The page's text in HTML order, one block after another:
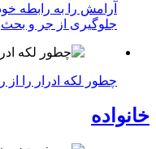
آرامش را به رابطه
جلوگیری از جر و بحث
چطور لکه ادرار را
خانواده